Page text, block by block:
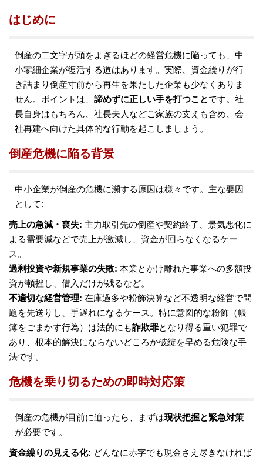
はじめに
倒産の二文字が頭をよぎるほどの経営危機に陥っても、中
小零細企業が復活する道はあります。実際、資金繰りが行
き詰まり倒産寸前から再生を果たした企業も少なくありま
せん。ポイントは、 諦めずに正しい手を打つことです。社
長自身はもちろん、社長夫人などご家族の支えも含め、会
社再建へ向けた具体的な行動を起こしましょう。
倒産危機に陥る背景
中小企業が倒産の危機に瀕する原因は様々です。主な要因
として:
売上の急減・喪失: 主力取引先の倒産や契約終了、景気悪化に
よる需要減などで売上が激減し、資金が回らなくなるケー
ス。
過剰投資や新規事業の失敗: 本業とかけ離れた事業への多額投
資が頓挫し、借入だけが残るなど​。
不適切な経営管理: 在庫過多や粉飾決算など不透明な経営で問
題を先送りし、手遅れになるケース。特に意図的な粉飾（帳
簿をごまかす行為）は法的にも詐欺罪となり得る重い犯罪で
あり​、根本的解決にならないどころか破綻を早める危険な手
法です。
危機を乗り切るための即時対応策
倒産の危機が目前に迫ったら、まずは現状把握と緊急対策
が必要です。
資金繰りの見える化: どんなに赤字でも現金さえ尽きなければ